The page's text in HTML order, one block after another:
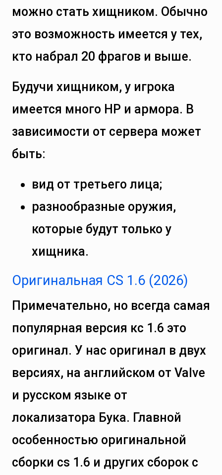
можно стать хищником. Обычно
это возможность имеется у тех,
кто набрал 20 фрагов и выше.
Будучи хищником, у игрока
имеется много HP и армора. В
зависимости от сервера может
быть:
вид от третьего лица;
разнообразные оружия,
которые будут только у
хищника.
Оригинальная CS 1.6 (2026)
Примечательно, но всегда самая
популярная версия кс 1.6 это
оригинал. У нас оригинал в двух
версиях, на английском от Valve
и русском языке от
локализатора Бука. Главной
особенностью оригинальной
сборки cs 1.6 и других сборок с